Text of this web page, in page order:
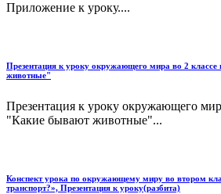
Приложение к уроку....
Презентация к уроку окружающего мира во 2
животные"
Презентация к уроку окружающего
"Какие бывают животные"...
Конспект урока по окружающему миру во втором
транспорт?», Презентация к уроку(разбита)